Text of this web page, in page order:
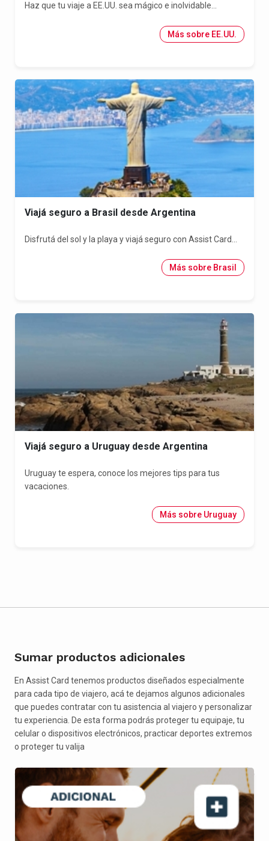
Haz que tu viaje a EE.UU. sea mágico e inolvidable...
Más sobre EE.UU.
Viajá seguro a Brasil desde Argentina
Disfrutá del sol y la playa y viajá seguro con Assist Card...
Más sobre Brasil
Viajá seguro a Uruguay desde Argentina
Uruguay te espera, conoce los mejores tips para tus
vacaciones.
Más sobre Uruguay
Sumar productos adicionales
En Assist Card tenemos productos diseñados especialmente
para cada tipo de viajero, acá te dejamos algunos adicionales
que puedes contratar con tu asistencia al viajero y personalizar
tu experiencia. De esta forma podrás proteger tu equipaje, tu
celular o dispositivos electrónicos, practicar deportes extremos
o proteger tu valija